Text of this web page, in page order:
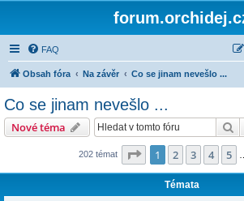
FAQ
Obsah fóra Na závěr Co se jinam nevešlo ...
Co se jinam nevešlo ...
Nové téma
202 témat Stránka z
1 2 3 4 5
Témata